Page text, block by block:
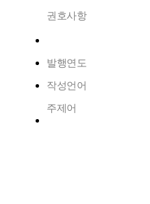
권호사항
발행연도
작성언어
주제어